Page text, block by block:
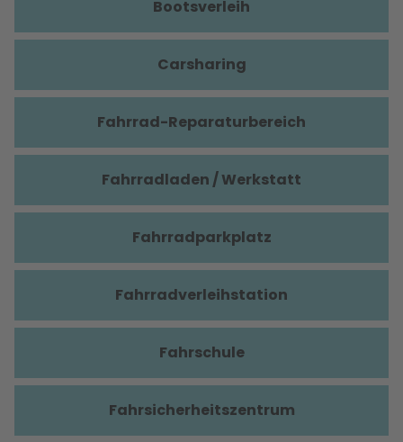
Bootsverleih
Carsharing
Fahrrad-Reparaturbereich
Fahrradladen / Werkstatt
Fahrradparkplatz
Fahrradverleihstation
Fahrschule
Fahrsicherheitszentrum